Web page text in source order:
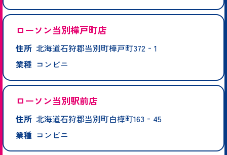
ローソン当別樺戸町店
住所 北海道石狩郡当別町樺戸町372‐1
業種 コンビニ
ローソン当別駅前店
住所 北海道石狩郡当別町白樺町163‐45
業種 コンビニ